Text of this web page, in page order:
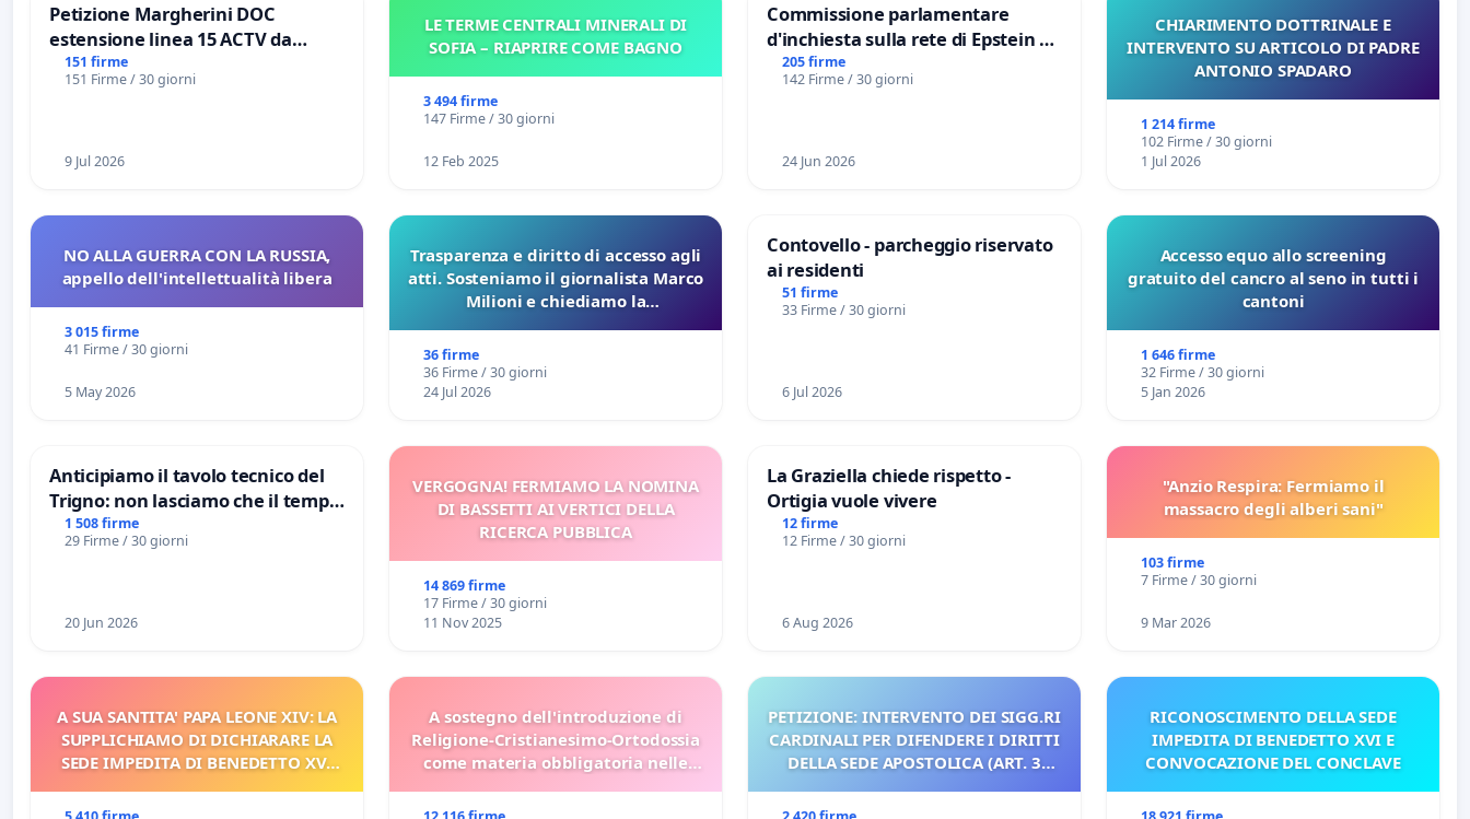
Petizione Margherini DOC
estensione linea 15 ACTV da
Marghera P.zza S. Antonio
all'aeroporto Marco Polo tariffa a
151 firme
151 Firme / 30 giorni
9 Jul 2026
LE TERME CENTRALI MINERALI DI
SOFIA – RIAPRIRE COME BAGNO
3 494 firme
147 Firme / 30 giorni
12 Feb 2025
Commissione parlamentare
d'inchiesta sulla rete di Epstein e
del Mossad: verità sugli Epstein
Files
205 firme
142 Firme / 30 giorni
24 Jun 2026
CHIARIMENTO DOTTRINALE E
INTERVENTO SU ARTICOLO DI PADRE
ANTONIO SPADARO
1 214 firme
102 Firme / 30 giorni
1 Jul 2026
NO ALLA GUERRA CON LA RUSSIA,
appello dell'intellettualità libera
3 015 firme
41 Firme / 30 giorni
5 May 2026
Trasparenza e diritto di accesso agli
atti. Sosteniamo il giornalista Marco
Milioni e chiediamo la
sulla Pedemontana Veneta
36 firme
36 Firme / 30 giorni
24 Jul 2026
Contovello - parcheggio riservato
ai residenti
51 firme
33 Firme / 30 giorni
6 Jul 2026
Accesso equo allo screening
gratuito del cancro al seno in tutti i
cantoni
1 646 firme
32 Firme / 30 giorni
5 Jan 2026
Anticipiamo il tavolo tecnico del
Trigno: non lasciamo che il tempo
rallenti le ricerche di Domenico
Racanati
1 508 firme
29 Firme / 30 giorni
20 Jun 2026
VERGOGNA! FERMIAMO LA NOMINA
DI BASSETTI AI VERTICI DELLA
RICERCA PUBBLICA
14 869 firme
17 Firme / 30 giorni
11 Nov 2025
La Graziella chiede rispetto -
Ortigia vuole vivere
12 firme
12 Firme / 30 giorni
6 Aug 2026
"Anzio Respira: Fermiamo il
massacro degli alberi sani"
103 firme
7 Firme / 30 giorni
9 Mar 2026
A SUA SANTITA' PAPA LEONE XIV: LA
SUPPLICHIAMO DI DICHIARARE LA
SEDE IMPEDITA DI BENEDETTO XVI
A sostegno dell'introduzione di
Religione-Cristianesimo-Ortodossia
come materia obbligatoria nelle
PETIZIONE: INTERVENTO DEI SIGG.RI
CARDINALI PER DIFENDERE I DIRITTI
DELLA SEDE APOSTOLICA (ART. 3
RICONOSCIMENTO DELLA SEDE
IMPEDITA DI BENEDETTO XVI E
CONVOCAZIONE DEL CONCLAVE